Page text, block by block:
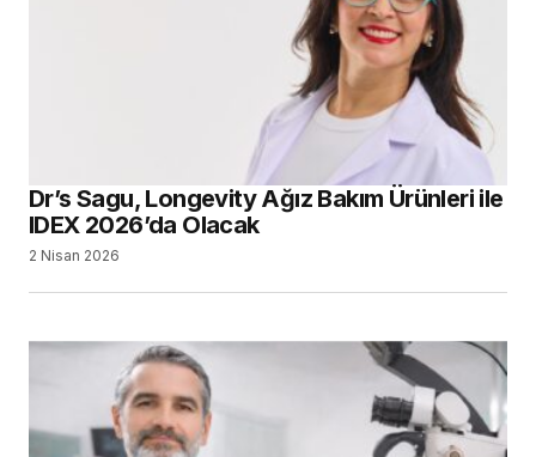
Dr’s Sagu, Longevity Ağız Bakım Ürünleri ile
IDEX 2026’da Olacak
2 Nisan 2026